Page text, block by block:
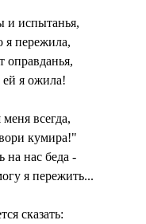
и испытанья,
я пережила,
оправданья,
ей я ожила!
всегда,
кумира!"
на нас беда -
я пережить...
сказать: